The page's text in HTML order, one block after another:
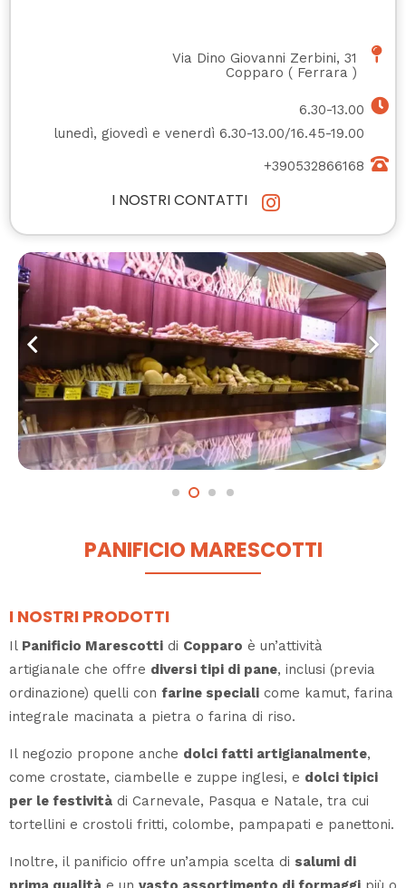
Via Dino Giovanni Zerbini, 31
Copparo ( Ferrara )
6.30-13.00
lunedì, giovedì e venerdì 6.30-13.00/16.45-19.00
+390532866168
I NOSTRI CONTATTI
PANIFICIO MARESCOTTI
I NOSTRI PRODOTTI
Il Panificio Marescotti di Copparo è un’attività
artigianale che offre diversi tipi di pane, inclusi (previa
ordinazione) quelli con farine speciali come kamut, farina
integrale macinata a pietra o farina di riso.
Il negozio propone anche dolci fatti artigianalmente,
come crostate, ciambelle e zuppe inglesi, e dolci tipici
per le festività di Carnevale, Pasqua e Natale, tra cui
tortellini e crostoli fritti, colombe, pampapati e panettoni.
Inoltre, il panificio offre un’ampia scelta di salumi di